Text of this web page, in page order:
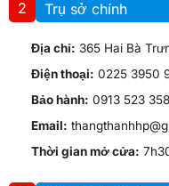
2 Trụ sở chính
Địa chỉ: 365 Hai Bà
Điện thoại: 0225 3950
Bảo hành: 0913 523 358
Email:
Thời gian mở cửa: